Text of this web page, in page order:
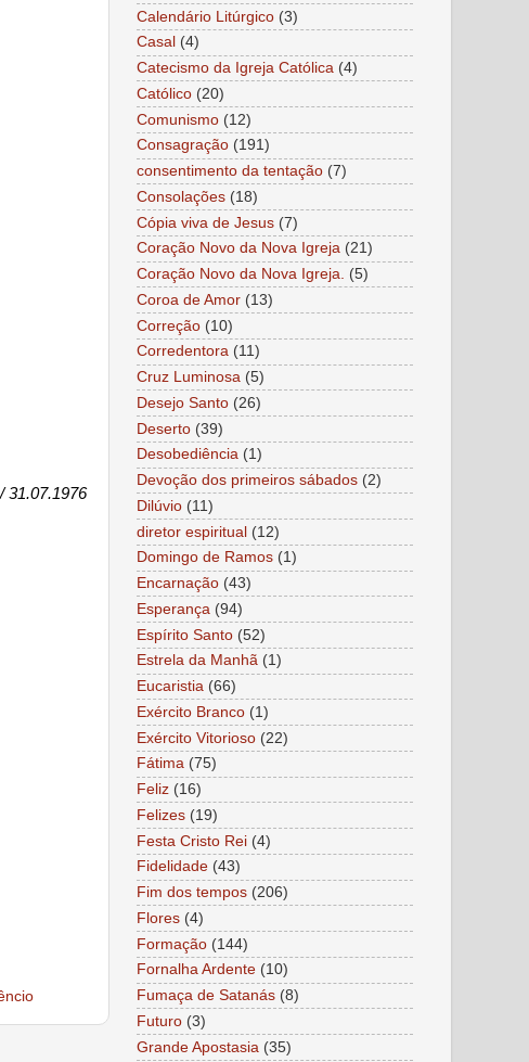
31.07.1976
Calendário Litúrgico (3)
Casal (4)
Catecismo da Igreja Católica (4)
Católico (20)
Comunismo (12)
Consagração (191)
consentimento da tentação (7)
Consolações (18)
Cópia viva de Jesus (7)
Coração Novo da Nova Igreja (21)
Coração Novo da Nova Igreja. (5)
Coroa de Amor (13)
Correção (10)
Corredentora (11)
Cruz Luminosa (5)
Desejo Santo (26)
Deserto (39)
Desobediência (1)
Devoção dos primeiros sábados (2)
Dilúvio (11)
diretor espiritual (12)
Domingo de Ramos (1)
Encarnação (43)
Esperança (94)
Espírito Santo (52)
Estrela da Manhã (1)
Eucaristia (66)
Exército Branco (1)
Exército Vitorioso (22)
Fátima (75)
Feliz (16)
Felizes (19)
Festa Cristo Rei (4)
Fidelidade (43)
Fim dos tempos (206)
Flores (4)
Formação (144)
Fornalha Ardente (10)
Fumaça de Satanás (8)
Futuro (3)
Grande Apostasia (35)